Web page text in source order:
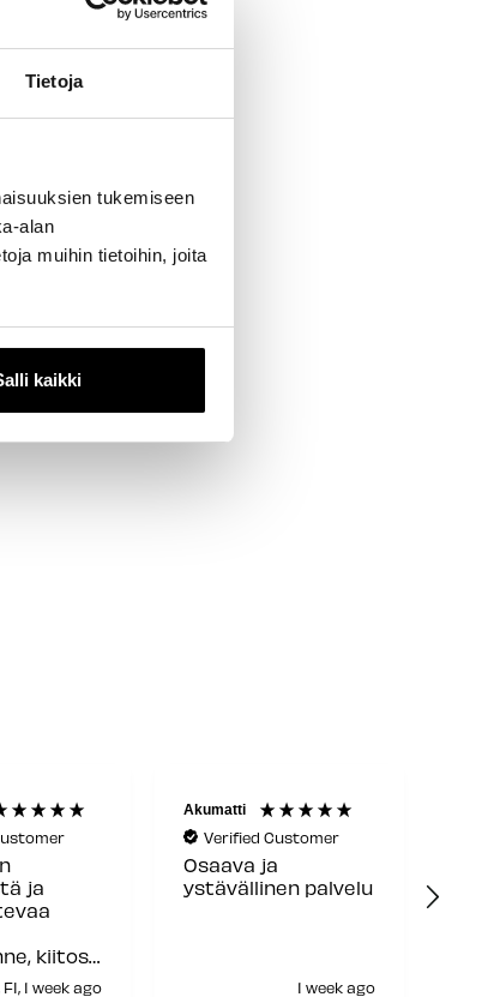
Tietoja
tukemiseen
alan
muihin tietoihin, joita
kaikki
ja
kiitos
1 week ago
Akumatti
Verified Customer
Osaava ja
ystävällinen palvelu
1 week ago